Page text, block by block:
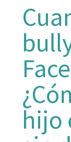
hijo